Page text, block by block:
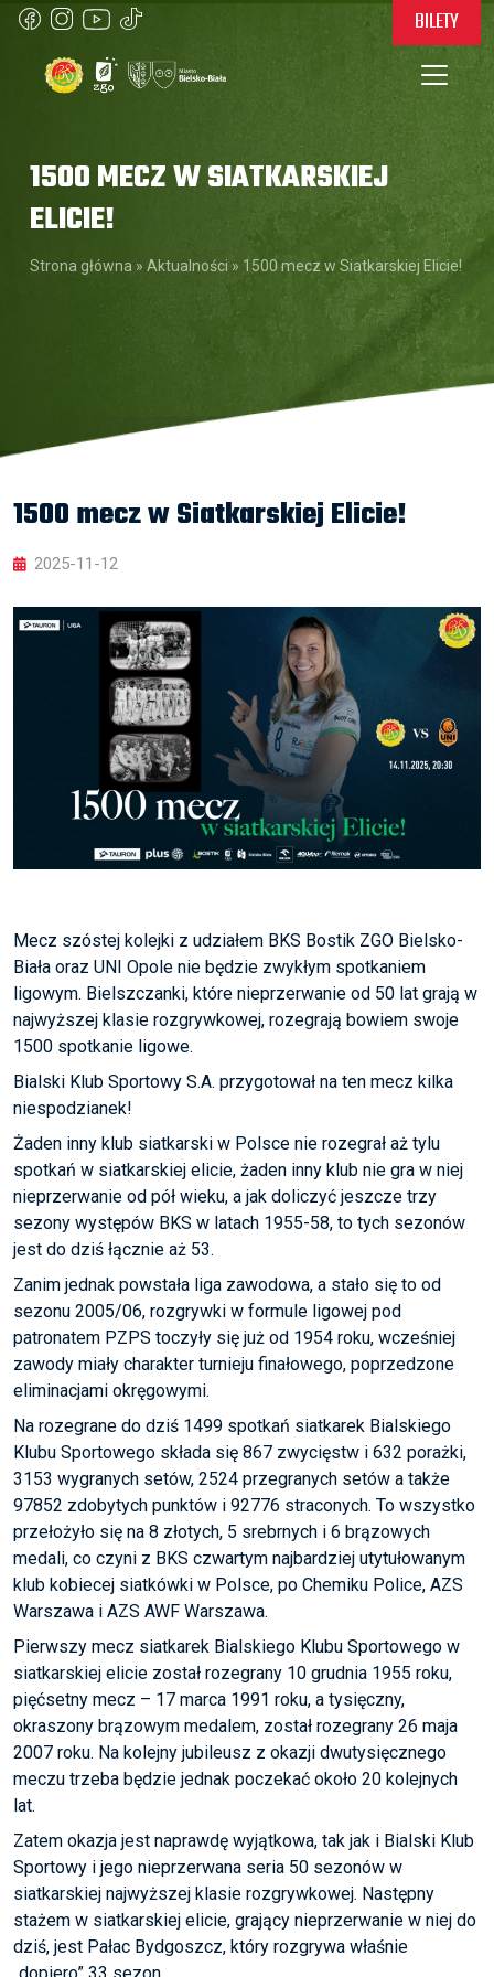
BILETY
1500 MECZ W SIATKARSKIEJ
ELICIE!
Strona główna » Aktualności » 1500 mecz w Siatkarskiej Elicie!
1500 mecz w Siatkarskiej Elicie!
2025-11-12
Mecz szóstej kolejki z udziałem BKS Bostik ZGO Bielsko-
Biała oraz UNI Opole nie będzie zwykłym spotkaniem
ligowym. Bielszczanki, które nieprzerwanie od 50 lat grają w
najwyższej klasie rozgrywkowej, rozegrają bowiem swoje
1500 spotkanie ligowe.
Bialski Klub Sportowy S.A. przygotował na ten mecz kilka
niespodzianek!
Żaden inny klub siatkarski w Polsce nie rozegrał aż tylu
spotkań w siatkarskiej elicie, żaden inny klub nie gra w niej
nieprzerwanie od pół wieku, a jak doliczyć jeszcze trzy
sezony występów BKS w latach 1955-58, to tych sezonów
jest do dziś łącznie aż 53.
Zanim jednak powstała liga zawodowa, a stało się to od
sezonu 2005/06, rozgrywki w formule ligowej pod
patronatem PZPS toczyły się już od 1954 roku, wcześniej
zawody miały charakter turnieju finałowego, poprzedzone
eliminacjami okręgowymi.
Na rozegrane do dziś 1499 spotkań siatkarek Bialskiego
Klubu Sportowego składa się 867 zwycięstw i 632 porażki,
3153 wygranych setów, 2524 przegranych setów a także
97852 zdobytych punktów i 92776 straconych. To wszystko
przełożyło się na 8 złotych, 5 srebrnych i 6 brązowych
medali, co czyni z BKS czwartym najbardziej utytułowanym
klub kobiecej siatkówki w Polsce, po Chemiku Police, AZS
Warszawa i AZS AWF Warszawa.
Pierwszy mecz siatkarek Bialskiego Klubu Sportowego w
siatkarskiej elicie został rozegrany 10 grudnia 1955 roku,
pięćsetny mecz – 17 marca 1991 roku, a tysięczny,
okraszony brązowym medalem, został rozegrany 26 maja
2007 roku. Na kolejny jubileusz z okazji dwutysięcznego
meczu trzeba będzie jednak poczekać około 20 kolejnych
lat.
Zatem okazja jest naprawdę wyjątkowa, tak jak i Bialski Klub
Sportowy i jego nieprzerwana seria 50 sezonów w
siatkarskiej najwyższej klasie rozgrywkowej. Następny
stażem w siatkarskiej elicie, grający nieprzerwanie w niej do
dziś, jest Pałac Bydgoszcz, który rozgrywa właśnie